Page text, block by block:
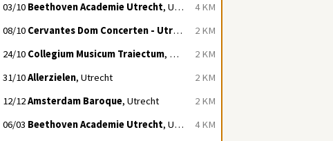
4 KM
03/10 Beethoven Academie Utrecht, Utrecht
2 KM
08/10 Cervantes Dom Concerten - Utrecht
, Utrecht
2 KM
24/10 Collegium Musicum Traiectum, Utrecht
2 KM
31/10Allerzielen, Utrecht
2 KM
12/12Amsterdam Baroque, Utrecht
4 KM
06/03 Beethoven Academie Utrecht, Utrecht